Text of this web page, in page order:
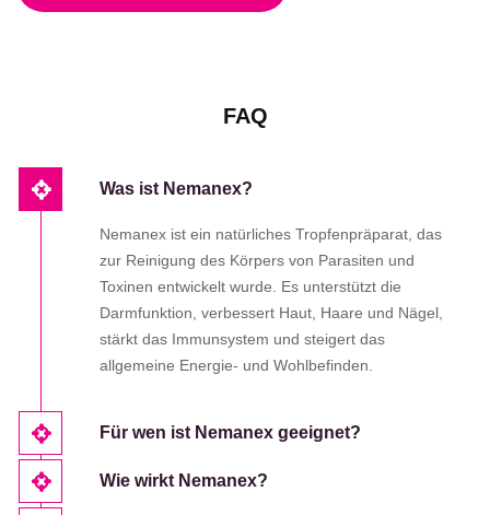
FAQ
Was ist Nemanex?
Nemanex ist ein natürliches Tropfenpräparat, das
zur Reinigung des Körpers von Parasiten und
Toxinen entwickelt wurde. Es unterstützt die
Darmfunktion, verbessert Haut, Haare und Nägel,
stärkt das Immunsystem und steigert das
allgemeine Energie- und Wohlbefinden.
Für wen ist Nemanex geeignet?
Wie wirkt Nemanex?